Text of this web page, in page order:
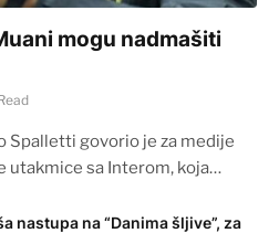
mogu nadmašiti
Spalletti govorio je za medije
utakmice sa Interom, koja…
nastupa na “Danima šljive”, za